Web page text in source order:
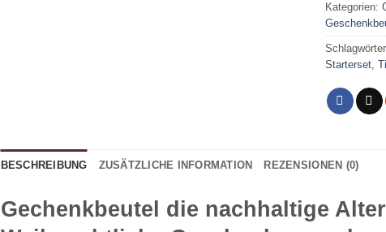
Kategorien:
Starterset,
BESCHREIBUNG ZUSÄTZLICHE INFORMATION REZENSIONEN (0)
Gechenkbeutel die nachhaltige